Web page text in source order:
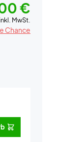
€
inkl. MwSt.
Chance